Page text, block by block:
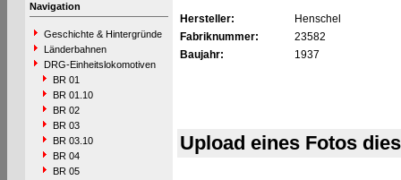
Navigation
Geschichte & Hintergründe
Länderbahnen
DRG-Einheitslokomotiven
BR 01
BR 01.10
BR 02
BR 03
BR 03.10
BR 04
BR 05
Hersteller:
Henschel
Fabriknummer:
23582
Baujahr:
1937
Upload eines Fotos